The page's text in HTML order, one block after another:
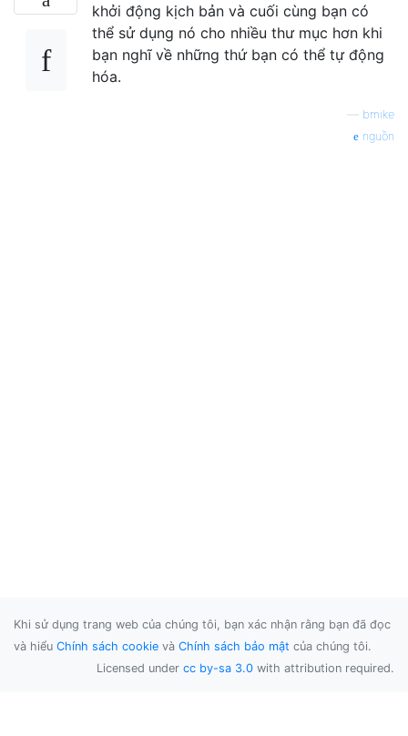
khởi động kịch bản và cuối cùng bạn có
thể sử dụng nó cho nhiều thư mục hơn khi
bạn nghĩ về những thứ bạn có thể tự động
hóa.
bmike
nguồn
Khi sử dụng trang web của chúng tôi, bạn xác nhận rằng bạn đã đọc
và hiểu Chính sách cookie và Chính sách bảo mật của chúng tôi.
Licensed under cc by-sa 3.0 with attribution required.